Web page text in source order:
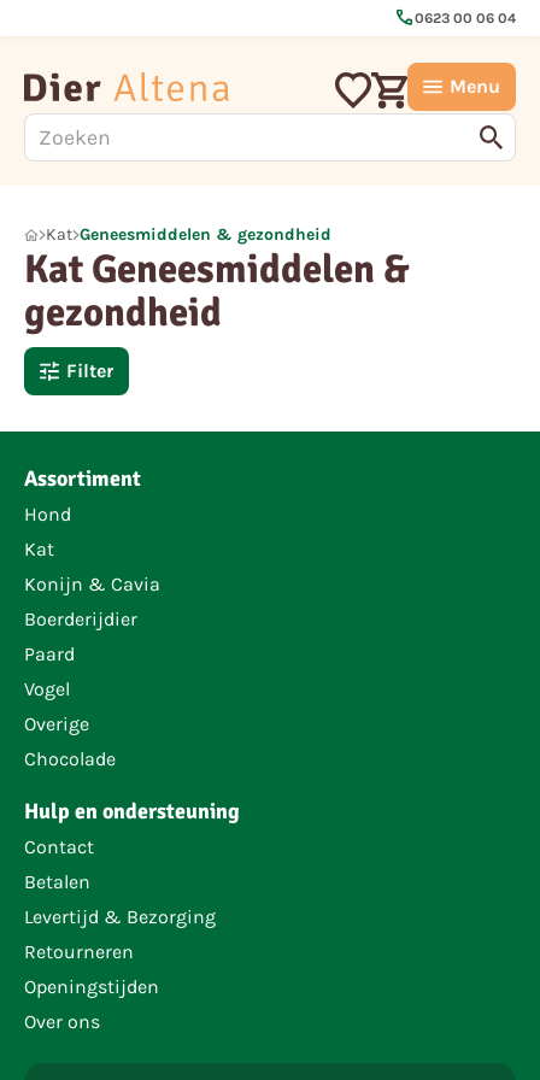
call0623 00 06 04
Menu
Kat Geneesmiddelen & gezondheid
Kat Geneesmiddelen &
gezondheid
Filter
Assortiment
Hond
Kat
Konijn & Cavia
Boerderijdier
Paard
Vogel
Overige
Chocolade
Hulp en ondersteuning
Contact
Betalen
Levertijd & Bezorging
Retourneren
Openingstijden
Over ons